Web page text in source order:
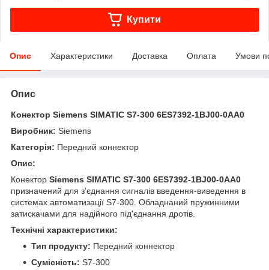
Купити
Опис Характеристики Доставка Оплата Умови
Опис
Конектор Siemens SIMATIC S7-300 6ES7392-1BJ00-0AA0
Виробник: Siemens
Категорія: Передний коннектор
Опис:
Конектор Siemens SIMATIC S7-300 6ES7392-1BJ00-0AA0
призначений для з'єднання сигналів введення-виведення в
системах автоматизації S7-300. Обладнаний пружинними
затискачами для надійного під'єднання дротів.
Технічні характеристики:
Тип продукту: Передний коннектор
Сумісність: S7-300